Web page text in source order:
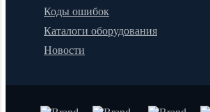
Коды ошибок
Каталоги оборудования
Новости